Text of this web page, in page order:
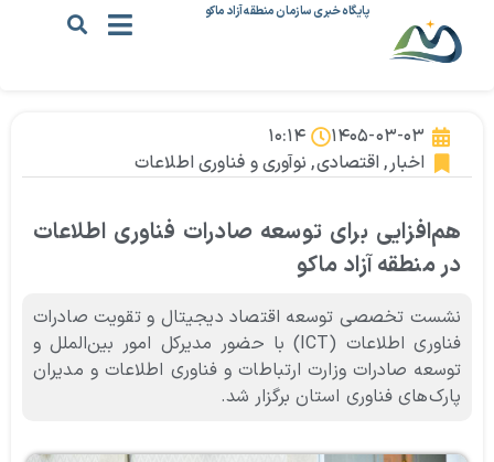
پایگاه خبری سازمان منطقه آزاد ماکو
۱۴۰۵-۰۳-۰۳
۱۰:۱۴
اخبار, اقتصادی, نوآوری و فناوری اطلاعات
هم‌افزایی برای توسعه صادرات فناوری اطلاعات
در منطقه آزاد ماکو
نشست تخصصی توسعه اقتصاد دیجیتال و تقویت صادرات
فناوری اطلاعات (ICT) با حضور مدیرکل امور بین‌الملل و
توسعه صادرات وزارت ارتباطات و فناوری اطلاعات و مدیران
پارک‌های فناوری استان برگزار شد.